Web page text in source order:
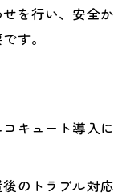
を行い、安全
す。
キュート導入に
のトラブル対